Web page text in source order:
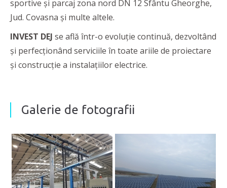
sportive și parcaj zona nord DN 12 Sfântu Gheorghe,
Jud. Covasna şi multe altele.
INVEST DEJ se află într-o evoluție continuă, dezvoltând
și perfecționând serviciile în toate ariile de proiectare
și construcție a instalațiilor electrice.
Galerie de fotografii